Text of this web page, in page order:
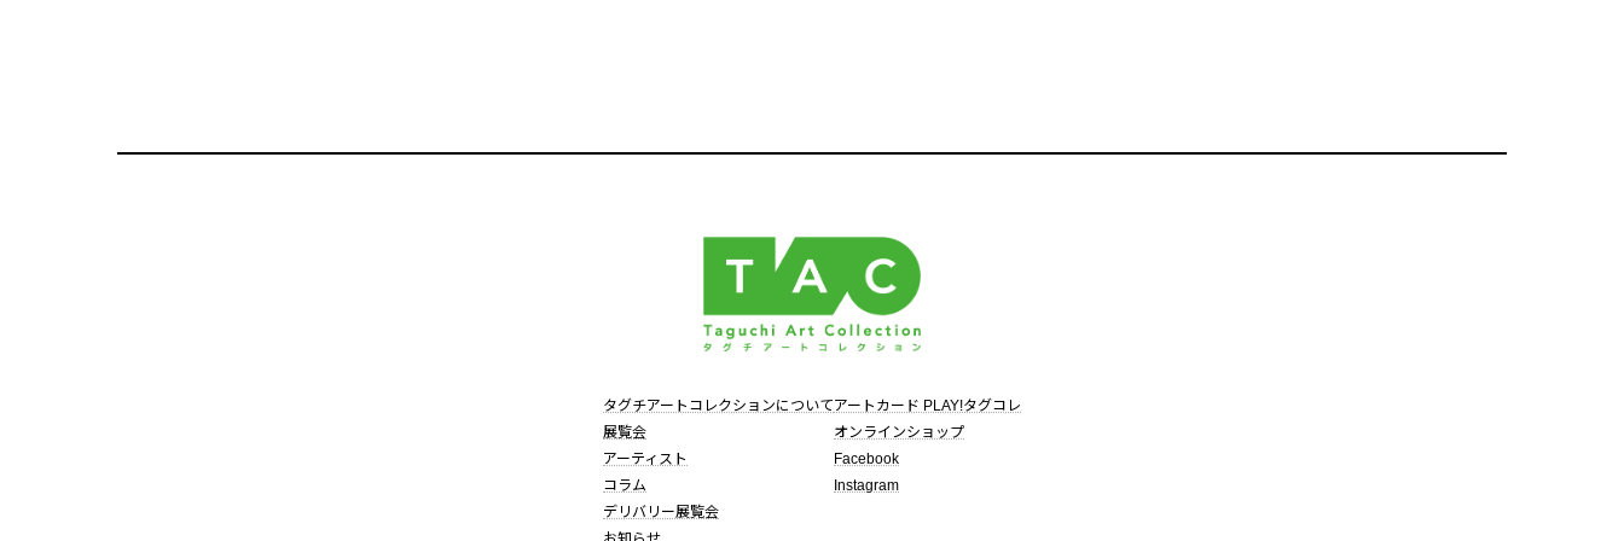
タグチアートコレクションについて
展覧会
アーティスト
コラム
デリバリー展覧会
アートカード PLAY!タグコレ
オンラインショップ
Facebook
Instagram